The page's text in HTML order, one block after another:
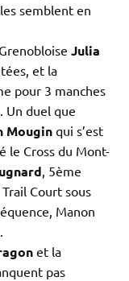
semblent en
Julia
et la
pour 3 manches
Un duel que
Mouginqui s’est
le Cross du Mont-
, 5ème
Court sous
Manon
et la
pas